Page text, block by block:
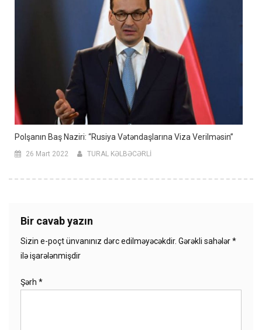
Polşanın Baş Naziri: “Rusiya Vətəndaşlarına Viza Verilməsin”
26 Mart 2022 TURAL KƏLBƏCƏRLİ
Bir cavab yazın
Sizin e-poçt ünvanınız dərc edilməyəcəkdir. Gərəkli sahələr*
ilə işarələnmişdir
Şərh *